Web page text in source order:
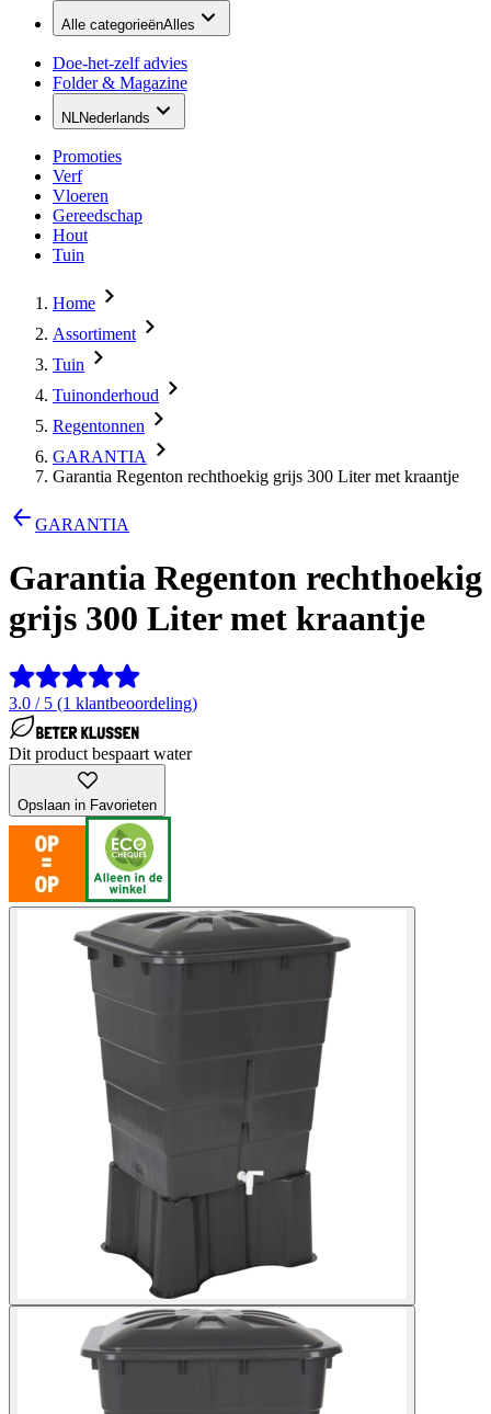
Alle categorieënAlles
Doe-het-zelf advies
Folder & Magazine
NLNederlands
Promoties
Verf
Vloeren
Gereedschap
Hout
Tuin
Home
Assortiment
Tuin
Tuinonderhoud
Regentonnen
GARANTIA
Garantia Regenton rechthoekig grijs 300 Liter met kraantje
GARANTIA
Garantia Regenton rechthoekig
grijs 300 Liter met kraantje
3.0 / 5 (1 klantbeoordeling)
Dit product bespaart water
Opslaan in Favorieten